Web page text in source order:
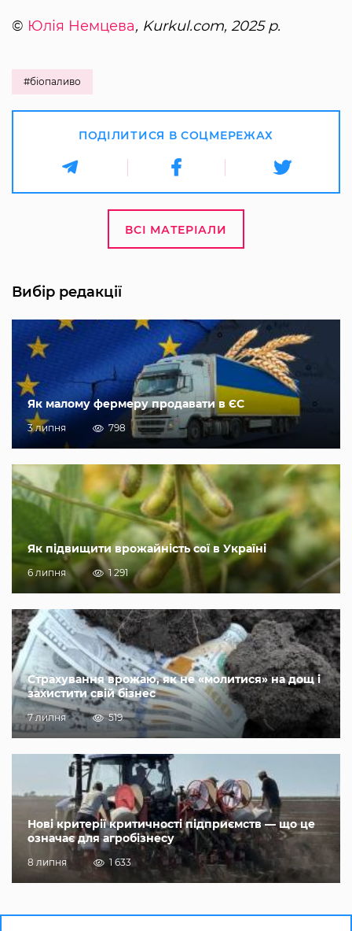
© Юлія Немцева, Kurkul.com, 2025 р.
#біопаливо
ПОДІЛИТИСЯ В СОЦМЕРЕЖАХ
ВСІ МАТЕРІАЛИ
Вибір редакції
Як малому фермеру продавати в ЄС
3 липня 798
Як підвищити врожайність сої в Україні
6 липня 1 291
Страхування врожаю, як не «молитися» на дощ і
захистити свій бізнес
7 липня 519
Нові критерії критичності підприємств — що це
означає для агробізнесу
8 липня 1 633